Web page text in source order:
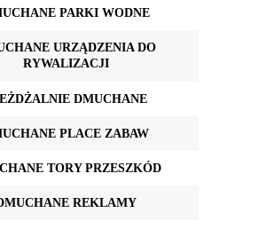
PARKI WODNE
URZĄDZENIA DO
RYWALIZACJI
DMUCHANE
PLACE ZABAW
TORY PRZESZKÓD
REKLAMY